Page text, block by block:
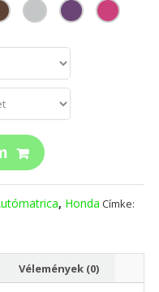
, Honda Címke:
Vélemények (0)